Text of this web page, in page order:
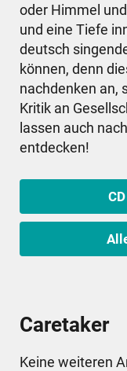
oder Himmel
und eine Tiefe
deutsch
können, denn
nachdenken an,
Kritik an
lassen auch
entdecken!
Caretaker
Keine weiteren